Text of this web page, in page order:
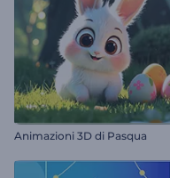
Animazioni 3D di Pasqua